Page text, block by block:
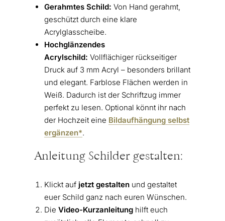
Gerahmtes Schild: Von Hand gerahmt,
geschützt durch eine klare
Acrylglasscheibe.
Hochglänzendes
Acrylschild: Vollflächiger rückseitiger
Druck auf 3 mm Acryl – besonders brillant
und elegant. Farblose Flächen werden in
Weiß. Dadurch ist der Schriftzug immer
perfekt zu lesen. Optional könnt ihr nach
der Hochzeit eine Bildaufhängung selbst
ergänzen*.
Anleitung Schilder gestalten:
Klickt auf jetzt gestaltenund gestaltet
euer Schild ganz nach euren Wünschen.
Die Video-Kurzanleitunghilft euch